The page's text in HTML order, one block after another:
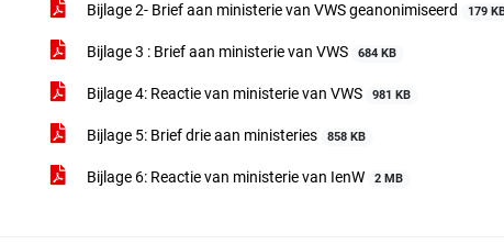
Bijlage 2- Brief aan ministerie van VWS geanonimiseerd 179
Bijlage 3 : Brief aan ministerie van VWS 684 KB
Bijlage 4: Reactie van ministerie van VWS 981 KB
Bijlage 5: Brief drie aan ministeries 858 KB
Bijlage 6: Reactie van ministerie van IenW 2 MB